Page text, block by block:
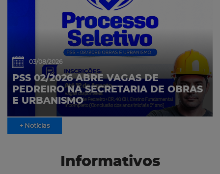
03/08/2026
PSS 02/2026 ABRE VAGAS DE
PEDREIRO NA SECRETARIA DE OBRAS
E URBANISMO
+ Notícias
Informativos